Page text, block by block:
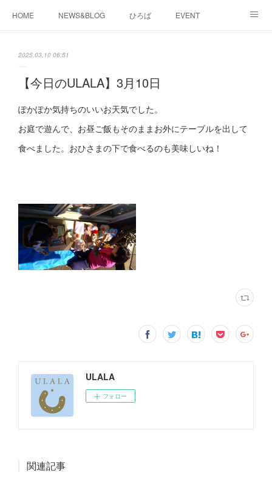
HOME NEWS&BLOG ひろば EVENT
2025.03.10 06:51
【今日のULALA】3月10日
ぽかぽか気持ちのいいお天気でした。
お庭で遊んで、お昼ご飯もそのままお外にテーブルを出して
食べました。おひさまの下で食べるのも美味しいね！
ULALA
フォロー
関連記事